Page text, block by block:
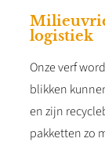
logistiek
Onze verf
blikken
en zijn
pakketten zo